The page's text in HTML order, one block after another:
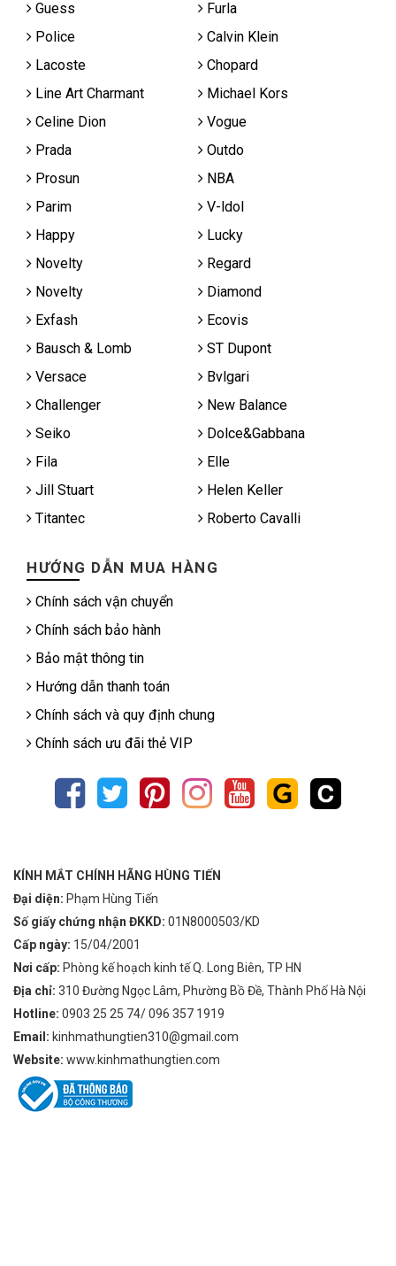
Guess
Furla
Police
Calvin Klein
Lacoste
Chopard
Line Art Charmant
Michael Kors
Celine Dion
Vogue
Prada
Outdo
Prosun
NBA
Parim
V-ldol
Happy
Lucky
Novelty
Regard
Novelty
Diamond
Exfash
Ecovis
Bausch & Lomb
ST Dupont
Versace
Bvlgari
Challenger
New Balance
Seiko
Dolce&Gabbana
Fila
Elle
Jill Stuart
Helen Keller
Titantec
Roberto Cavalli
HƯỚNG DẪN MUA HÀNG
Chính sách vận chuyển
Chính sách bảo hành
Bảo mật thông tin
Hướng dẫn thanh toán
Chính sách và quy định chung
Chính sách ưu đãi thẻ VIP
KÍNH MẮT CHÍNH HÃNG HÙNG TIẾN
Đại diện: Phạm Hùng Tiến
Số giấy chứng nhận ĐKKD: 01N8000503/KD
Cấp ngày: 15/04/2001
Nơi cấp: Phòng kế hoạch kinh tế Q. Long Biên, TP HN
Địa chỉ: 310 Đường Ngọc Lâm, Phường Bồ Đề, Thành Phố Hà Nội
Hotline: 0903 25 25 74/ 096 357 1919
Email: kinhmathungtien310@gmail.com
Website: www.kinhmathungtien.com